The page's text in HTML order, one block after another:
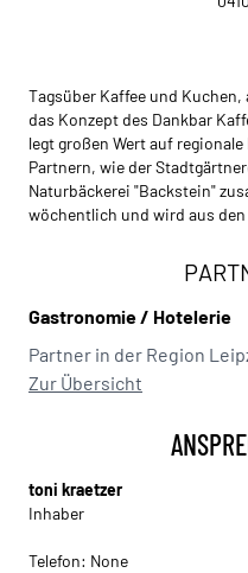
Tagsüber Kaffee und
das Konzept des Dankbar
legt großen Wert auf
Partnern, wie der
Naturbäckerei "Backstein"
wöchentlich und wird aus
Gastronomie / Hotelerie
Partner in der Region
Zur Übersicht
toni kraetzer
Inhaber
Telefon: None